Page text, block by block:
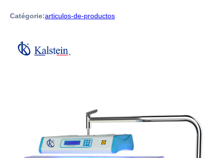
Catégorie:articulos-de-productos